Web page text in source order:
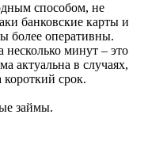
способом, не
банковские карты и
более оперативны.
минут – это
актуальна в случаях,
срок.
займы.